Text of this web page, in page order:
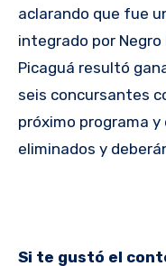
aclarando que fue
integrado por Negro
Picaguá resultó
seis concursantes
próximo programa
eliminados y
Si te gustó el